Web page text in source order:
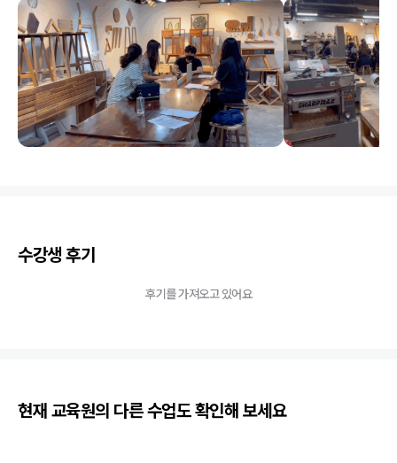
수강생 후기
후기를 가져오고 있어요
현재 교육원의 다른 수업도 확인해 보세요